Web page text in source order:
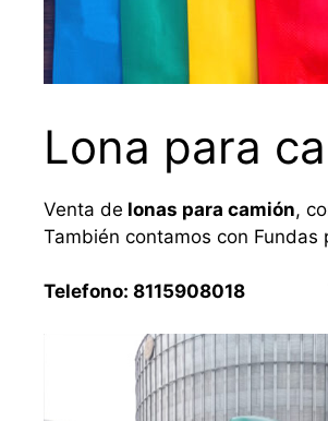
Lona para
Venta de lonas para camión,
También contamos con Fundas
Telefono: 8115908018